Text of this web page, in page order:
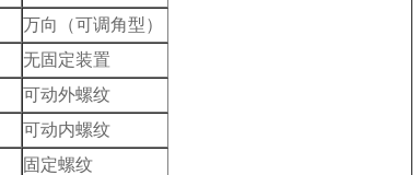
万向（可调角型）
无固定装置
可动外螺纹
可动内螺纹
固定螺纹